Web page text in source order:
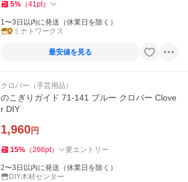
5% （41pt）
1〜3日以内に発送（休業日を除く）
ミナトワークス
最安値を見る
クロバー（手芸用品）
のこぎりガイド 71-141 ブルー クロバー Clove
r DIY
1,960円
15% （266pt） 要エントリー
2〜3日以内に発送（休業日を除く）
DIY木材センター